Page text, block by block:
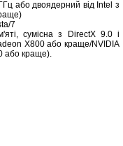
або двоядерний від Intel з
7
сумісна з DirectX 9.0 і
X800 або краще/NVIDIA
або краще).